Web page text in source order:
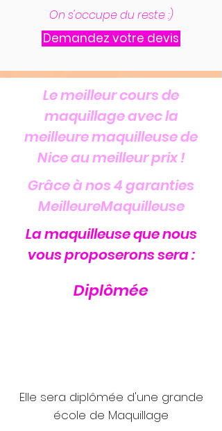
On s'occupe du reste :)
Demandez votre devis
Le meilleur cours de
maquillage avec la
meilleure maquilleuse de
Nice au meilleur prix !
Grâce à nos 4 garanties
MeilleureMaquilleuse
La maquilleuse que nous
vous proposerons sera :
Diplômée
Elle sera diplômée d'une grande
école de Maquillage